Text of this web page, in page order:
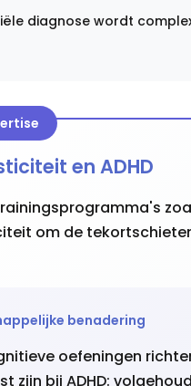
diagnose wordt
en ADHD
om de
benadering
oefeningen
zijn bij ADHD: